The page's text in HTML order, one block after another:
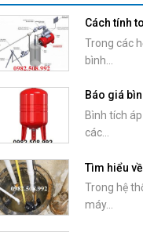
Cách tính
hợp với
Trong các
bình...
Báo giá
Bình tích
các...
Tìm hiểu
Trong hệ
máy...